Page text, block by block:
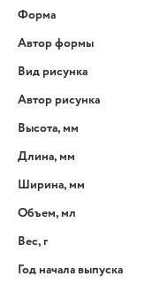
Форма
Автор формы
Вид рисунка
Автор рисунка
Высота, мм
Длина, мм
Ширина, мм
Объем, мл
Вес, г
Год начала выпуска